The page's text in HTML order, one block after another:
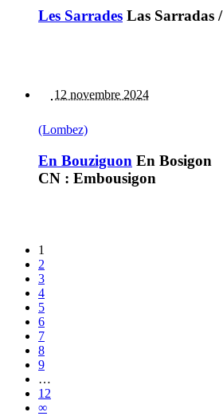
Les Sarrades Las Sarradas /
12 novembre 2024
(Lombez)
En Bouziguon En Bosigon
CN : Embousigon
1
2
3
4
5
6
7
8
9
…
12
∞